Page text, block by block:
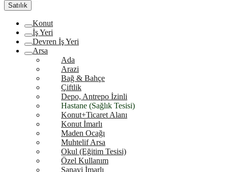
Satılık
Konut
İş Yeri
Devren İş Yeri
Arsa
Ada
Arazi
Bağ & Bahçe
Çiftlik
Depo, Antrepo İzinli
Hastane (Sağlık Tesisi)
Konut+Ticaret Alanı
Konut İmarlı
Maden Ocağı
Muhtelif Arsa
Okul (Eğitim Tesisi)
Özel Kullanım
Sanayi İmarlı